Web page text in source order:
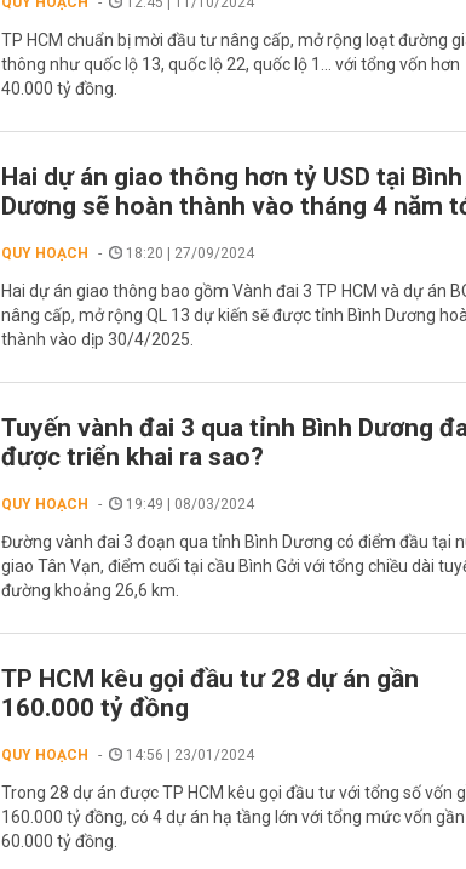
TP HCM chuẩn bị mời đầu tư nâng cấp, mở rộng loạt đường
thông như quốc lộ 13, quốc lộ 22, quốc lộ 1... với tổng vốn hơn
40.000 tỷ đồng.
Hai dự án giao thông hơn tỷ USD tại Bình
Dương sẽ hoàn thành vào tháng 4 năm
QUY HOẠCH 18:20 | 27/09/2024
Hai dự án giao thông bao gồm Vành đai 3 TP HCM và dự án
nâng cấp, mở rộng QL 13 dự kiến sẽ được tỉnh Bình Dương
thành vào dịp 30/4/2025.
Tuyến vành đai 3 qua tỉnh Bình Dương
được triển khai ra sao?
QUY HOẠCH 19:49 | 08/03/2024
Đường vành đai 3 đoạn qua tỉnh Bình Dương có điểm đầu tại
giao Tân Vạn, điểm cuối tại cầu Bình Gởi với tổng chiều dài
đường khoảng 26,6 km.
TP HCM kêu gọi đầu tư 28 dự án gần
160.000 tỷ đồng
QUY HOẠCH 14:56 | 23/01/2024
Trong 28 dự án được TP HCM kêu gọi đầu tư với tổng số vốn
160.000 tỷ đồng, có 4 dự án hạ tầng lớn với tổng mức vốn gần
60.000 tỷ đồng.